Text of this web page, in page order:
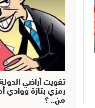
تفويت أراضي
رمزي بتازة ووادي
من.. ؟